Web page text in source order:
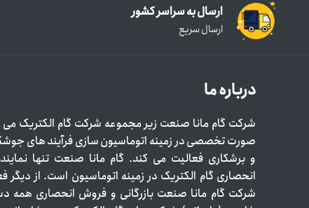
ارسال به سراسر کشور
ارسال سریع
درباره ما
شرکت گام مانا صنعت زیر مجموعه شرکت گام الکتریک می
صورت تخصصی در زمینه اتوماسیون سازی فرآیند های
و برشکاری فعالیت می کند. گام مانا صنعت تنها
انحصاری گام الکتریک در زمینه اتوماسیون است. از دیگر
شرکت گام مانا صنعت بازرگانی و فروش انحصاری همه